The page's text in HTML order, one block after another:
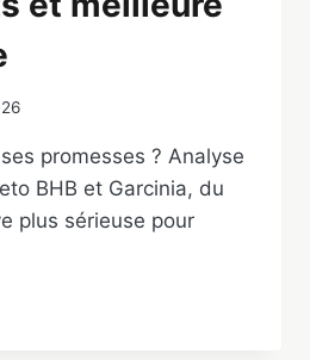
promesses ? Analyse
BHB et Garcinia, du
plus sérieuse pour